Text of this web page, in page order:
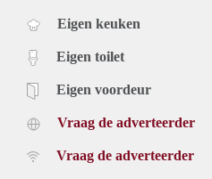
- Voorzien van zonnepanelen
- Waarborgsom gelijk aan 2 x de
Huurprijzen incl. servicekosten
Appartement 1 (c.a. 70m2) €
Eigen keuken
Eigen toilet
Eigen voordeur
Vraag de adverteerder
Vraag de adverteerder